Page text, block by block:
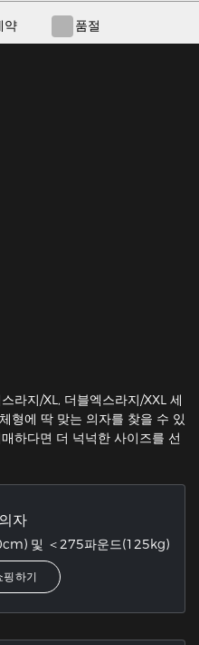
약 품절
라지/XL, 더블엑스라지/XXL 세
형에 딱 맞는 의자를 찾을 수 있
하다면 더 넉넉한 사이즈를 선
자
및 ＜275파운드(125kg)
핑하기